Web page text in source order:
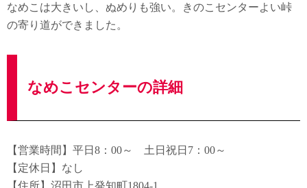
なめこは大きいし、ぬめりも強い。きのこセンターよい峠
の寄り道ができました。
なめこセンターの詳細
【営業時間】平日8：00～ 土日祝日7：00～
【定休日】なし
【住所】沼田市上発知町1804-1